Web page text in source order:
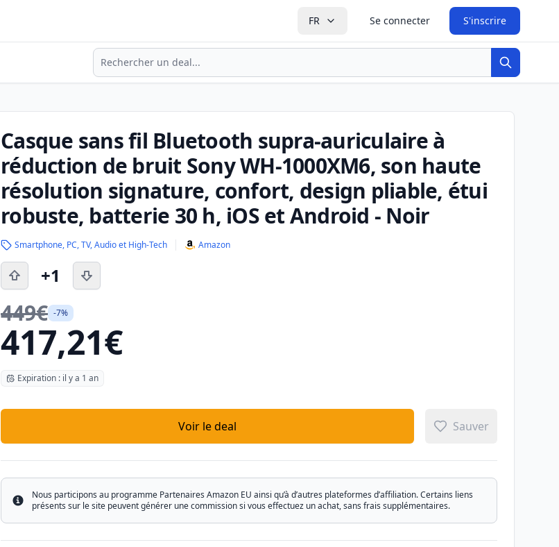
FR Se connecter S'inscrire
Recherche
Recherche
Casque sans fil Bluetooth supra-auriculaire à
réduction de bruit Sony WH-1000XM6, son haute
résolution signature, confort, design pliable, étui
robuste, batterie 30 h, iOS et Android - Noir
Smartphone, PC, TV, Audio et High-Tech Amazon
+1
449€ -7%
417,21€
Expiration : il y a 1 an
Voir le deal Sauver
Info
Nous participons au programme Partenaires Amazon EU ainsi qu’à d’autres plateformes d’affiliation. Certains liens
présents sur le site peuvent générer une commission si vous effectuez un achat, sans frais supplémentaires.